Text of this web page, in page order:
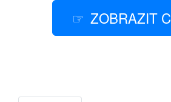
ZOBRAZIT